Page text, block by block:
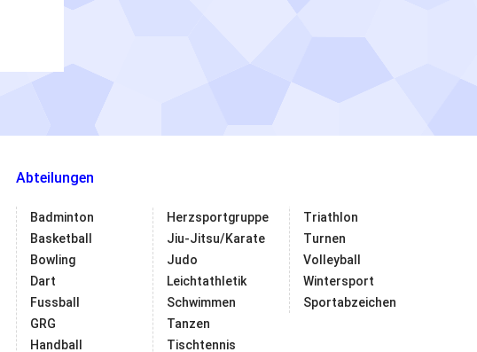
Abteilungen
Badminton
Basketball
Bowling
Dart
Fussball
GRG
Handball
Herzsportgruppe
Jiu-Jitsu/Karate
Judo
Leichtathletik
Schwimmen
Tanzen
Tischtennis
Triathlon
Turnen
Volleyball
Wintersport
Sportabzeichen